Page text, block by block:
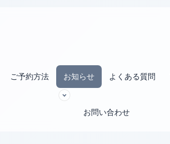
ご予約方法 お知らせ よくある質問
お問い合わせ